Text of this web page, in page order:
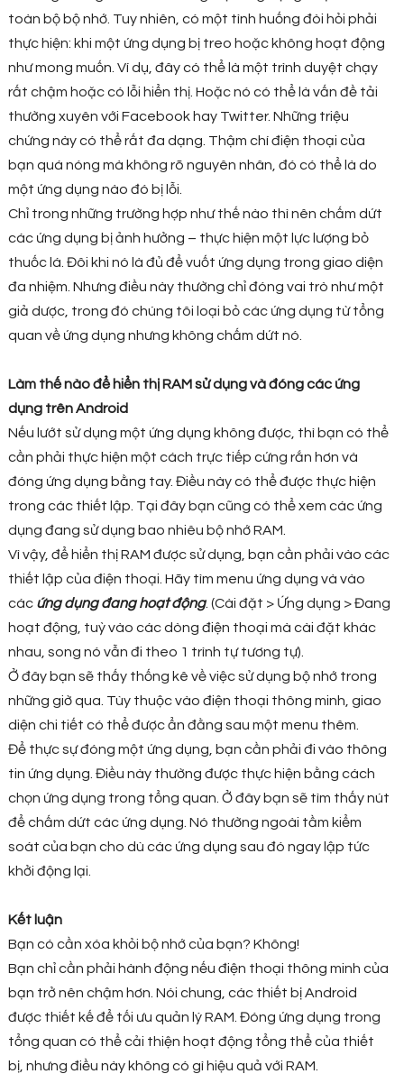
toàn bộ bộ nhớ. Tuy nhiên, có một tình huống đòi hỏi phải
thực hiện: khi một ứng dụng bị treo hoặc không hoạt động
như mong muốn. Ví dụ, đây có thể là một trình duyệt chạy
rất chậm hoặc có lỗi hiển thị. Hoặc nó có thể là vấn đề tải
thường xuyên với Facebook hay Twitter. Những triệu
chứng này có thể rất đa dạng. Thậm chí điện thoại của
bạn quá nóng mà không rõ nguyên nhân, đó có thể là do
một ứng dụng nào đó bị lỗi.
Chỉ trong những trường hợp như thế nào thì nên chấm dứt
các ứng dụng bị ảnh hưởng – thực hiện một lực lượng bỏ
thuốc lá. Đôi khi nó là đủ để vuốt ứng dụng trong giao diện
đa nhiệm. Nhưng điều này thường chỉ đóng vai trò như một
giả dược, trong đó chúng tôi loại bỏ các ứng dụng từ tổng
quan về ứng dụng nhưng không chấm dứt nó.
Làm thế nào để hiển thị RAM sử dụng và đóng các ứng
dụng trên Android
Nếu lướt sử dụng một ứng dụng không được, thì bạn có thể
cần phải thực hiện một cách trực tiếp cứng rắn hơn và
đóng ứng dụng bằng tay. Điều này có thể được thực hiện
trong các thiết lập. Tại đây bạn cũng có thể xem các ứng
dụng đang sử dụng bao nhiêu bộ nhớ RAM.
Vì vậy, để hiển thị RAM được sử dụng, bạn cần phải vào các
thiết lập của điện thoại. Hãy tìm menu ứng dụng và vào
các ứng dụng đang hoạt động. (Cài đặt > Ứng dụng > Đang
hoạt động, tuỳ vào các dòng điện thoại mà cài đặt khác
nhau, song nó vẫn đi theo 1 trình tự tương tự).
Ở đây bạn sẽ thấy thống kê về việc sử dụng bộ nhớ trong
những giờ qua. Tùy thuộc vào điện thoại thông minh, giao
diện chi tiết có thể được ẩn đằng sau một menu thêm.
Để thực sự đóng một ứng dụng, bạn cần phải đi vào thông
tin ứng dụng. Điều này thường được thực hiện bằng cách
chọn ứng dụng trong tổng quan. Ở đây bạn sẽ tìm thấy nút
để chấm dứt các ứng dụng. Nó thường ngoài tầm kiểm
soát của bạn cho dù các ứng dụng sau đó ngay lập tức
khởi động lại.
Kết luận
Bạn có cần xóa khỏi bộ nhớ của bạn? Không!
Bạn chỉ cần phải hành động nếu điện thoại thông minh của
bạn trở nên chậm hơn. Nói chung, các thiết bị Android
được thiết kế để tối ưu quản lý RAM. Đóng ứng dụng trong
tổng quan có thể cải thiện hoạt động tổng thể của thiết
bị, nhưng điều này không có gì hiệu quả với RAM.